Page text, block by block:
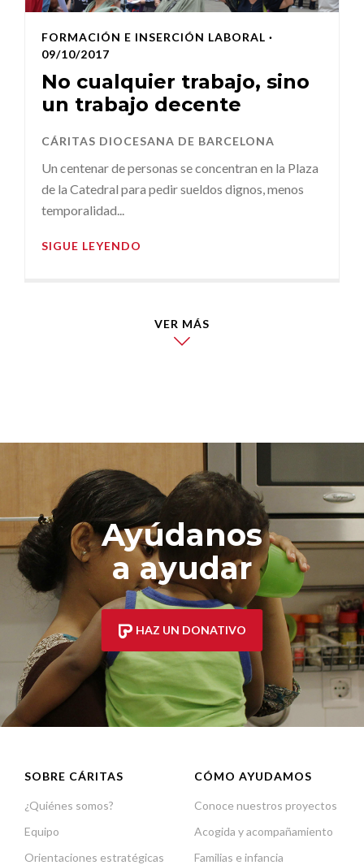
FORMACIÓN E INSERCIÓN LABORAL ·
09/10/2017
No cualquier trabajo, sino
un trabajo decente
CÁRITAS DIOCESANA DE BARCELONA
Un centenar de personas se concentran en la Plaza
de la Catedral para pedir sueldos dignos, menos
temporalidad...
SIGUE LEYENDO
VER MÁS
Ayúdanos
a ayudar
HAZ UN DONATIVO
SOBRE CÁRITAS
¿Quiénes somos?
Equipo
Orientaciones estratégicas
CÓMO AYUDAMOS
Conoce nuestros proyectos
Acogida y acompañamiento
Familias e infancia